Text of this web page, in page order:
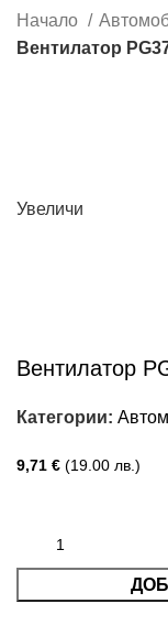
Начало
Вентилатор
Увеличи
Вентилатор
Категории:
9,71 € (19.00 лв.)